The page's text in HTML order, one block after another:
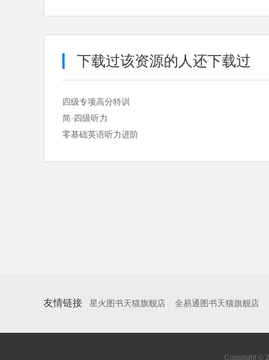
下载过该资源的人还下载过
四级专项高分特训
简·四级听力
零基础英语听力进阶
友情链接 星火图书天猫旗舰店 全易通图书天猫旗舰店
Copyright ©